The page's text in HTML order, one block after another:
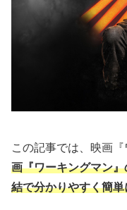
この記事では、映画
画『ワーキングマン
結で分かりやすく簡単